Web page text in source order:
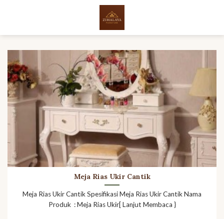
Meja Rias Ukir Cantik
Meja Rias Ukir Cantik Spesifikasi Meja Rias Ukir Cantik Nama
Produk : Meja Rias Ukir[ Lanjut Membaca }